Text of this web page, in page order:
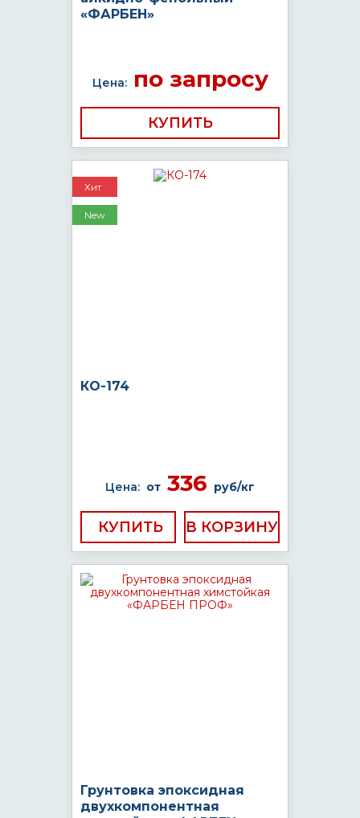
«ФАРБЕН»
Цена:по запросу
КУПИТЬ
Хит
New
КО-174
Цена: от 336 руб/кг
КУПИТЬ
Грунтовка эпоксидная
двухкомпонентная